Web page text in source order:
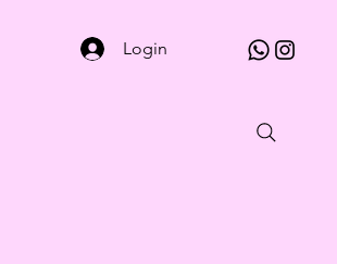
Login